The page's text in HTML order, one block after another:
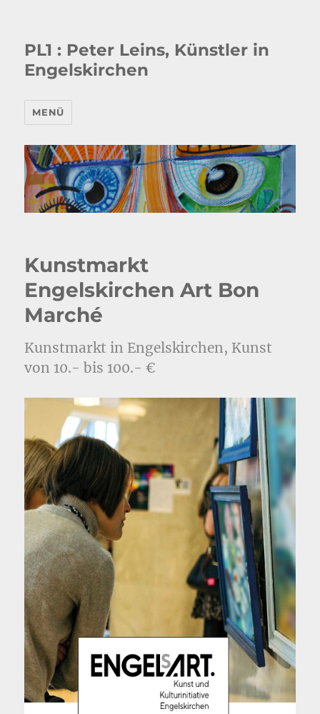
PL1 : Peter Leins, Künstler in
Engelskirchen
MENÜ
Kunstmarkt
Engelskirchen Art Bon
Marché
Kunstmarkt in Engelskirchen, Kunst
von 10.- bis 100.- €